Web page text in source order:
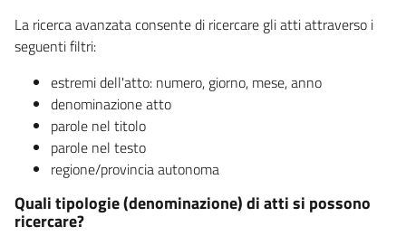
La ricerca avanzata consente di ricercare gli atti attraverso i
seguenti filtri:
estremi dell'atto: numero, giorno, mese, anno
denominazione atto
parole nel titolo
parole nel testo
regione/provincia autonoma
Quali tipologie (denominazione) di atti si possono
ricercare?